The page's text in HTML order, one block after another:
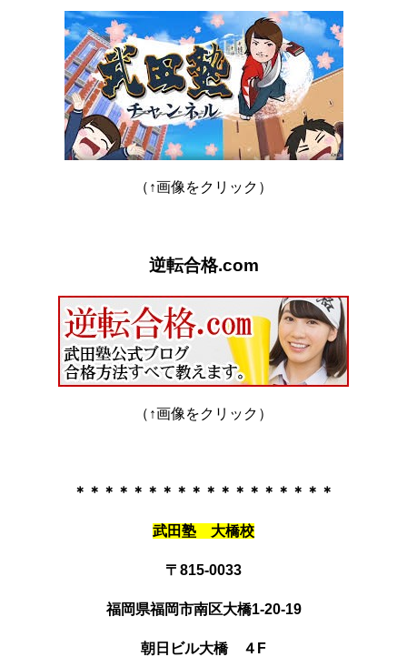
（↑画像をクリック）
逆転合格.com
（↑画像をクリック）
＊＊＊＊＊＊＊＊＊＊＊＊＊＊＊＊＊＊
武田塾 大橋校
〒815-0033
福岡県福岡市南区大橋1-20-19
朝日ビル大橋 ４F